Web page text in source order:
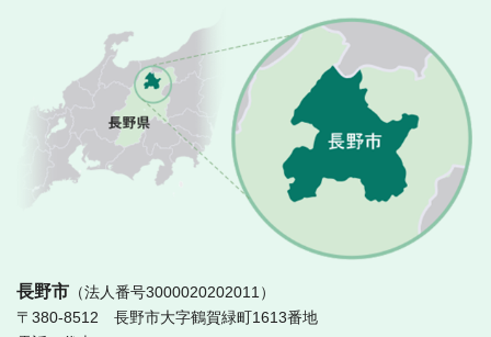
長野市 （法人番号3000020202011）
〒380-8512 長野市大字鶴賀緑町1613番地